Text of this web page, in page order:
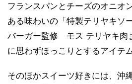
フランスパンとチーズのオニオ
ある味わいの「特製テリヤキソ
バーガー監修 モス テリヤキ肉
に思わずほっこりとするアイテム
そのほかスイーツ好きには、沖